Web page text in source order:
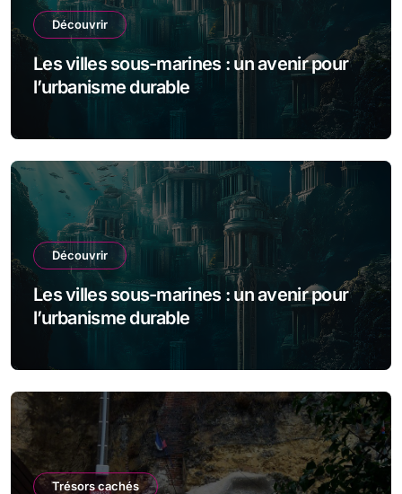
Découvrir
Les villes sous-marines : un avenir pour
l’urbanisme durable
Découvrir
Les villes sous-marines : un avenir pour
l’urbanisme durable
Trésors cachés